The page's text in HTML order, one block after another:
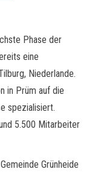
Phase der
eine
Niederlande.
in Prüm auf die
spezialisiert.
5.500 Mitarbeiter
Grünheide